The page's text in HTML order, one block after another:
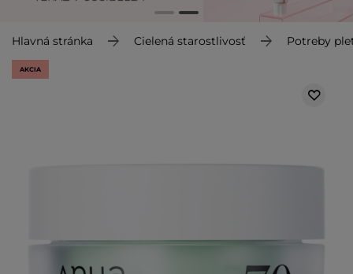
Hlavná stránka Cielená starostlivosť Potreby
AKCIA